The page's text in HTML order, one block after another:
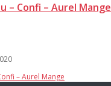
– Confi – Aurel Mange